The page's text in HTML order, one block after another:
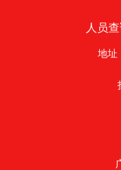
人员
地址